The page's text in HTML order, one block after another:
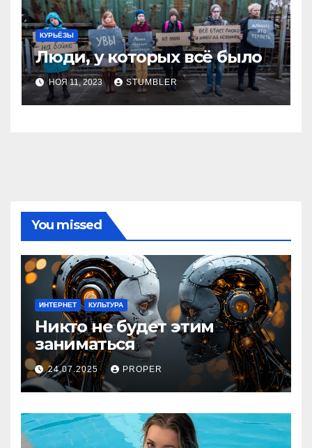
КУРЬЁЗЫ
Люди, у которых всё было
НОЯ 11, 2023 STUMBLER
You missed
ИНТЕРНЕТ КУЛЬТУРА
Никто не будет этим
заниматься
24.07.2025 PROPER